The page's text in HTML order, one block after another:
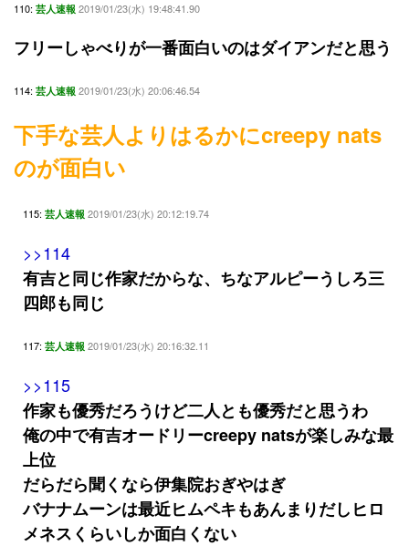
110: 芸人速報 2019/01/23(水) 19:48:41.90
フリーしゃべりが一番面白いのはダイアンだと思う
114: 芸人速報 2019/01/23(水) 20:06:46.54
下手な芸人よりはるかにcreepy nats
のが面白い
115: 芸人速報 2019/01/23(水) 20:12:19.74
>>114
有吉と同じ作家だからな、ちなアルピーうしろ三
四郎も同じ
117: 芸人速報 2019/01/23(水) 20:16:32.11
>>115
作家も優秀だろうけど二人とも優秀だと思うわ
俺の中で有吉オードリーcreepy natsが楽しみな最
上位
だらだら聞くなら伊集院おぎやはぎ
バナナムーンは最近ヒムペキもあんまりだしヒロ
メネスくらいしか面白くない